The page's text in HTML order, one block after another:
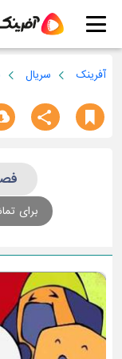
آفرینک سریال
فصل ۱ : به
برای